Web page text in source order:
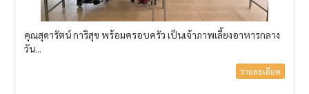
คุณสุดารัตน์ การิสุข พร้อมครอบครัว เป็นเจ้าภาพเลี้ยงอาหารกลาง
วัน...
รายละเอียด